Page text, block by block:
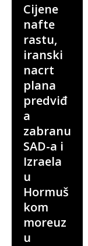
Cijene
nafte
rastu,
iranski
nacrt
plana
predviđ
a
zabranu
SAD-a i
Izraela
u
Hormuš
kom
moreuz
u